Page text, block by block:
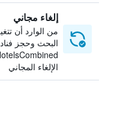
إلغاء مجاني
من الوارد أن
البحث وحجز
الإلغاء المجاني